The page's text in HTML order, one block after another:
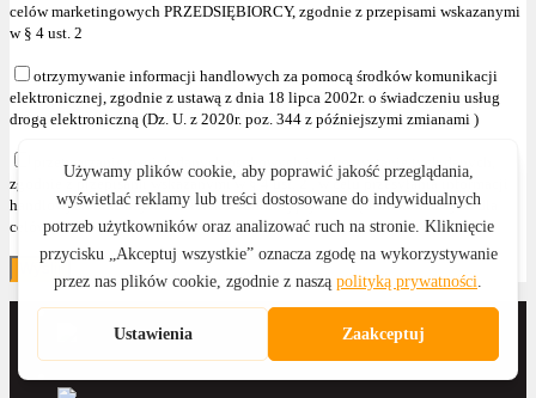
celów marketingowych PRZEDSIĘBIORCY, zgodnie z przepisami wskazanymi
w § 4 ust. 2
otrzymywanie informacji handlowych za pomocą środków komunikacji
elektronicznej, zgodnie z ustawą z dnia 18 lipca 2002r. o świadczeniu usług
drogą elektroniczną (Dz. U. z 2020r. poz. 344 z późniejszymi zmianami )
przetwarzanie swoich danych osobowych i wykorzystanie tych danych,
zgodnie z przepisami wskazanymi w § 4 ust. 2 , w celu przesyłania informacji
handlowych oraz używania telekomunikacyjnych urządzeń końcowych dla
celów marketingu bezpośredniego."